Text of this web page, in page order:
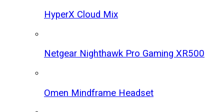
HyperX Cloud Mix
Netgear Nighthawk Pro Gaming XR500
Omen Mindframe Headset